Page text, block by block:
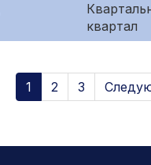
квартал
1 2 3